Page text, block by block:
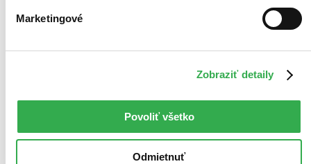
Marketingové
Zobraziť detaily
Povoliť všetko
Odmietnuť
Dodanie ďalších môže trvať dlhšie, zvyčajne do 32 dní.
Pridať do zoznamu